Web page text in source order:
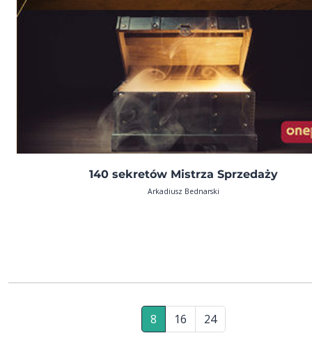
140 sekretów Mistrza Sprzedaży
Arkadiusz Bednarski
8 16 24